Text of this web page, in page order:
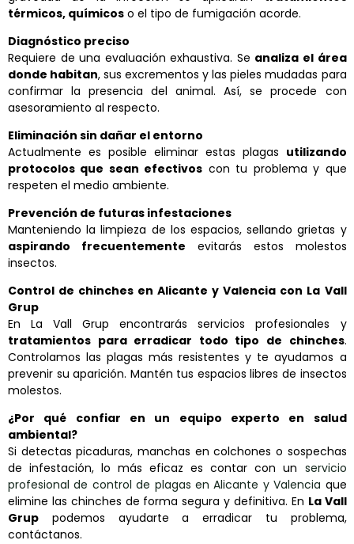
térmicos, químicos o el tipo de fumigación acorde.
Diagnóstico preciso
Requiere de una evaluación exhaustiva. Se analiza el área
donde habitan, sus excrementos y las pieles mudadas para
confirmar la presencia del animal. Así, se procede con
asesoramiento al respecto.
Eliminación sin dañar el entorno
Actualmente es posible eliminar estas plagas utilizando
protocolos que sean efectivos con tu problema y que
respeten el medio ambiente.
Prevención de futuras infestaciones
Manteniendo la limpieza de los espacios, sellando grietas y
aspirando frecuentemente evitarás estos molestos
insectos.
Control de chinches en Alicante y Valencia con La Vall
Grup
En La Vall Grup encontrarás servicios profesionales y
tratamientos para erradicar todo tipo de chinches.
Controlamos las plagas más resistentes y te ayudamos a
prevenir su aparición. Mantén tus espacios libres de insectos
molestos.
¿Por qué confiar en un equipo experto en salud
ambiental?
Si detectas picaduras, manchas en colchones o sospechas
de infestación, lo más eficaz es contar con un servicio
profesional de control de plagas en Alicante y Valencia que
elimine las chinches de forma segura y definitiva. En La Vall
Grup podemos ayudarte a erradicar tu problema,
contáctanos.